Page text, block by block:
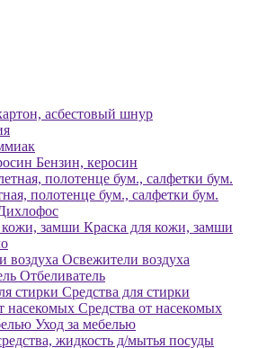
асбестовый шнур
Бензин, керосин
полотенце бум., салфетки бум.
Краска для кожи, замши
Освежители воздуха
Отбеливатель
Средства для стирки
Средства от насекомых
Уход за мебелью